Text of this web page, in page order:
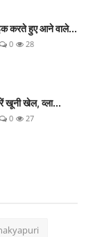
करते हुए आने वाले...
0 28
खूनी खेल, व्ला...
0 27